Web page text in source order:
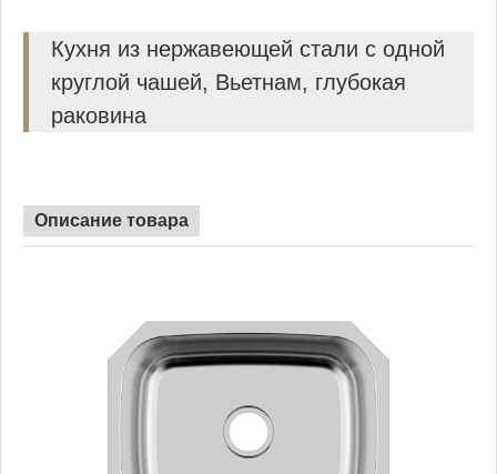
Кухня из нержавеющей стали с одной
круглой чашей, Вьетнам, глубокая
раковина
Описание товара